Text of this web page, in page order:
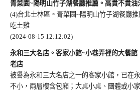
青菜園~陽明山竹子湖餐廳推薦。高貴不貴油
(4)台北士林區。青菜園~陽明山竹子湖餐廳
吃土雞
(2024-08-15 12:12:02)
永和三大名店。客家小館~小巷弄裡的大餐
老店
被譽為永和三大名店之一的客家小館，已在
不小，兩層樓含包廂；大桌小桌、團體或小